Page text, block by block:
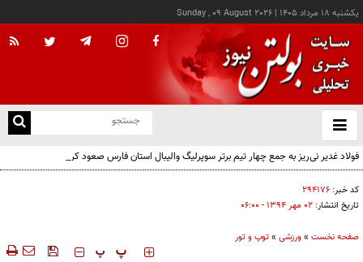
يکشنبه ۱۸ مرداد ۱۴۰۵ |
Sunday , 09 August 2026
باز
و
فولاد غدیر نی‌ریز به جمع چهار تیم برتر سوپرلیگ والیبال استان فارس صعود کرد
کد خبر: ۲۹۴۱۷۶
تاریخ انتشار: ۰۲ مهر ۱۳۹۴ - ۰۶:۰۰
صفحه نخست »ورزشی »توپ و تور
‍‍‍ پ پ